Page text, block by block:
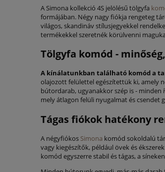
A Simona kollekció 4S jelölésű tölgyfa
formájában. Négy nagy fiókja rengeteg
világos, skandináv stílusjegyekkel
termékekkel szeretnék körülvenni
Tölgyfa komód -
A kínálatunkban található komód a
olajozott felülettel egészítettük ki, amely
bútordarab, ugyanakkor szép is - minden
mely átlagon felüli nyugalmat és csendet
Tágas fiókok hatékony
A négyfiókos Simona komód sokoldalú
vagy kiegészítők, például övek és
komód egyszerre stabil és tágas, a